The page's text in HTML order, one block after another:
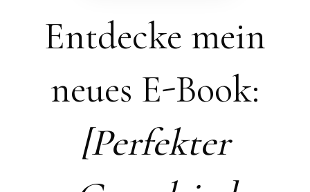
Entdecke mein
neues E-Book:
[Perfekter